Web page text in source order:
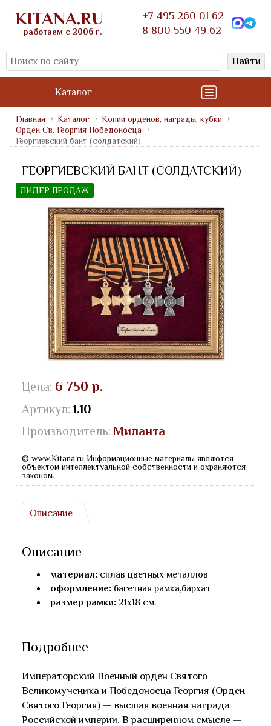
KITANA.RU
работаем с 2006 г.
+7 495 260 01 62
8 800 550 49 62
Найти
Каталог
Главная Каталог
Копии орденов, награды, кубки
Орден Св. Георгия Победоносца
Георгиевский бант (солдатский)
ГЕОРГИЕВСКИЙ БАНТ (СОЛДАТСКИЙ)
ЛИДЕР ПРОДАЖ
Цена: 6 750 р.
Артикул: 1.10
Производитель: Миланта
© www.Kitana.ru Информационные материалы являются
объектом интеллектуальной собственности и охраняются
законом.
Описание
Описание
материал: сплав цветных металлов
оформление: багетная рамка,бархат
размер рамки: 21x18 см.
Подробнее
Императорский Военный орден Святого
Великомученика и Победоносца Георгия (Орден
Святого Георгия) — высшая военная награда
Российской империи. В расширенном смысле —